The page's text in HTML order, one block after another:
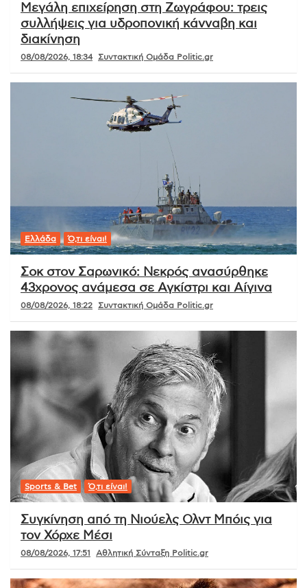
Μεγάλη επιχείρηση στη Ζωγράφου: τρεις
συλλήψεις για υδροπονική κάνναβη και
διακίνηση
08/08/2026, 18:34 Συντακτική Ομάδα Politic.gr
Ελλάδα Ό,τι είναι!
Σοκ στον Σαρωνικό: Νεκρός ανασύρθηκε
43χρονος ανάμεσα σε Αγκίστρι και Αίγινα
08/08/2026, 18:22 Συντακτική Ομάδα Politic.gr
Sports & Bet Ό,τι είναι!
Συγκίνηση από τη Νιούελς Ολντ Μπόις για
τον Χόρχε Μέσι
08/08/2026, 17:51 Αθλητική Σύνταξη Politic.gr